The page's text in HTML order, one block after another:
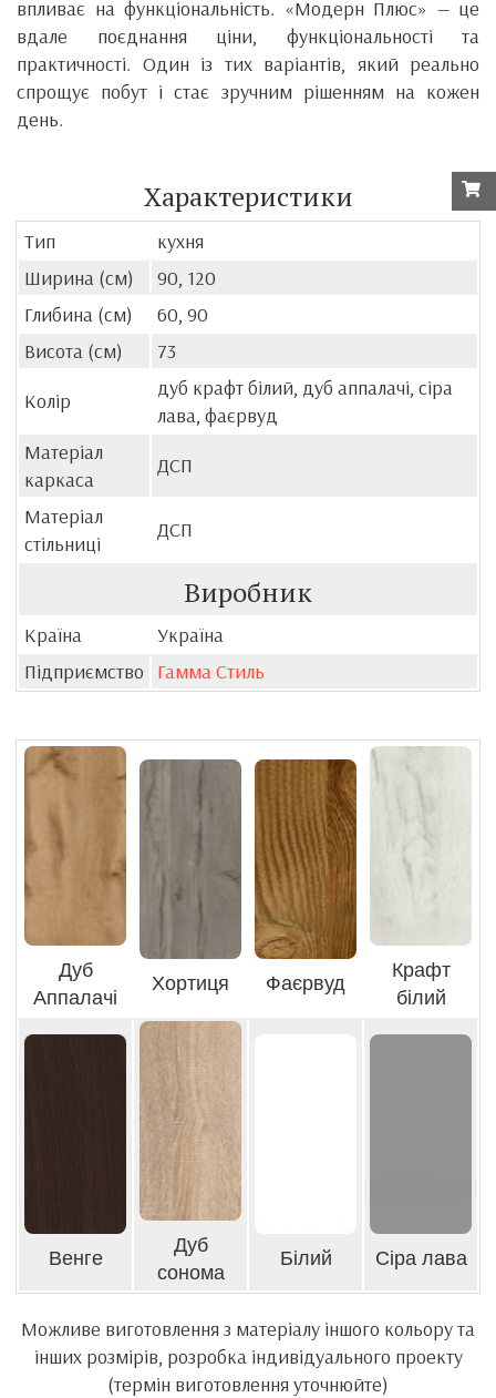
впливає на функціональність. «Модерн Плюс» — це
вдале поєднання ціни, функціональності та
практичності. Один із тих варіантів, який реально
спрощує побут і стає зручним рішенням на кожен
день.
Характеристики
Тип
кухня
Ширина (см)
90, 120
Глибина (см)
60, 90
Висота (см)
73
Колір
дуб крафт білий, дуб аппалачі, сіра
лава, фаєрвуд
Матеріал
каркаса
ДСП
Матеріал
стільниці
ДСП
Виробник
Країна
Україна
Підприємство
Гамма Стиль
Дуб
Аппалачі
Хортиця Фаєрвуд
Крафт
білий
Венге
Дуб
сонома
Білий Сіра лава
Можливе виготовлення з матеріалу іншого кольору та
інших розмірів, розробка індивідуального проекту
(термін виготовлення уточнюйте)